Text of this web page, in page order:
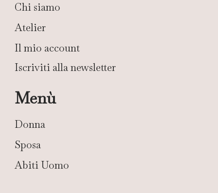
Chi siamo
Atelier
Il mio account
Iscriviti alla newsletter
Menù
Donna
Sposa
Abiti Uomo